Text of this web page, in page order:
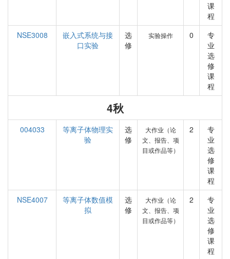
课
程
NSE3008
嵌入式系统与接
口实验
选
修
实验操作 0
专
业
选
修
课
程
4秋
004033
等离子体物理实
验
选
修
大作业（论
文、报告、项
目或作品等）
2
专
业
选
修
课
程
NSE4007
等离子体数值模
拟
选
修
大作业（论
文、报告、项
目或作品等）
2
专
业
选
修
课
程